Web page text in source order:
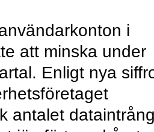
i
att minska under
Enligt nya
antalet